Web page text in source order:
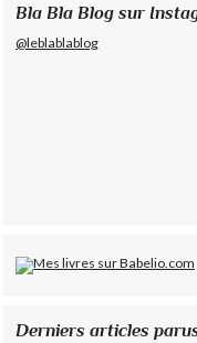
Bla Bla Blog sur
@leblablablog
Derniers articles